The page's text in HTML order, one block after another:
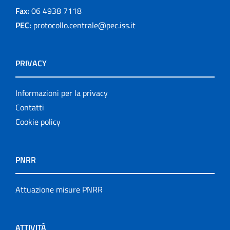
Fax: 06 4938 7118
PEC: protocollo.centrale@pec.iss.it
PRIVACY
Informazioni per la privacy
Contatti
Cookie policy
PNRR
Attuazione misure PNRR
ATTIVITÀ